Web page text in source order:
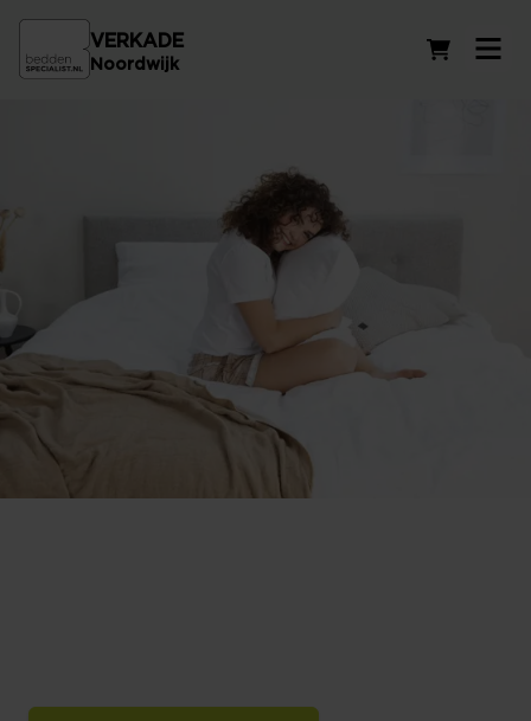
VERKADE
Noordwijk